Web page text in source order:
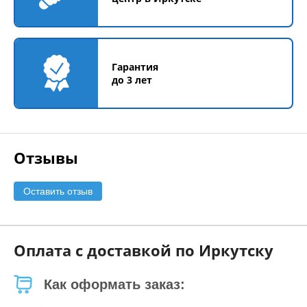
Гарантия
до 3 лет
Отзывы
Оставить отзыв
Оплата с доставкой по Иркутску
Как оформать заказ: